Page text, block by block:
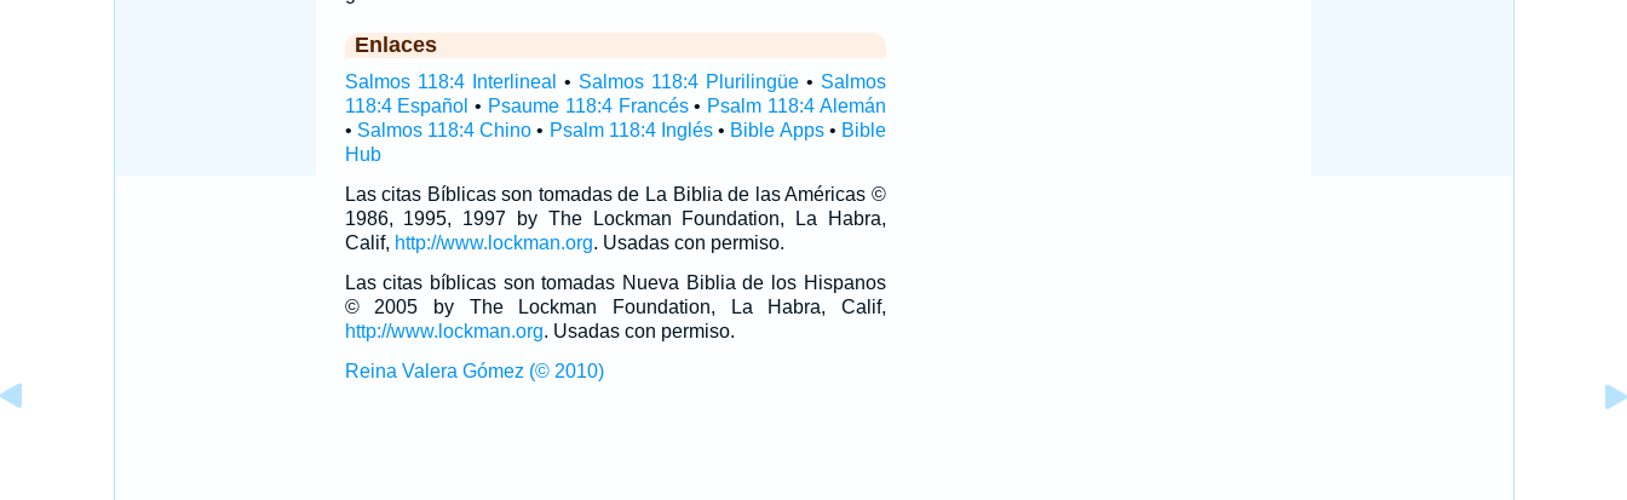
Enlaces
Salmos 118:4 Interlineal • Salmos 118:4 Plurilingüe• Salmos
118:4 Español • Psaume 118:4 Francés• Psalm 118:4 Alemán
• Salmos 118:4 Chino • Psalm 118:4 Inglés• Bible Apps• Bible
Hub
Las citas Bíblicas son tomadas de La Biblia de las Américas ©
1986, 1995, 1997 by The Lockman Foundation, La Habra,
Calif, http://www.lockman.org. Usadas con permiso.
Las citas bíblicas son tomadas Nueva Biblia de los Hispanos
© 2005 by The Lockman Foundation, La Habra, Calif,
http://www.lockman.org. Usadas con permiso.
Reina Valera Gómez (© 2010)